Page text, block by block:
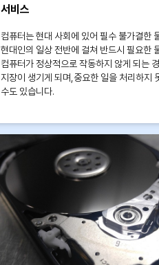
서비스
컴퓨터는 현대 사회에 있어 필수 불가결한
현대인의 일상 전반에 걸쳐 반드시 필요한
컴퓨터가 정상적으로 작동하지 않게 되는
지장이 생기게 되며,중요한 일을 처리하지
수도 있습니다.